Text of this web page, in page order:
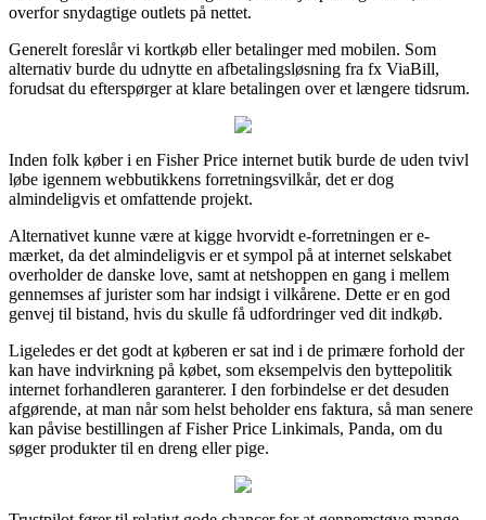
overfor snydagtige outlets på nettet.
Generelt foreslår vi kortkøb eller betalinger med mobilen. Som
alternativ burde du udnytte en afbetalingsløsning fra fx ViaBill,
forudsat du efterspørger at klare betalingen over et længere tidsrum.
Inden folk køber i en Fisher Price internet butik burde de uden tvivl
løbe igennem webbutikkens forretningsvilkår, det er dog
almindeligvis et omfattende projekt.
Alternativet kunne være at kigge hvorvidt e-forretningen er e-
mærket, da det almindeligvis er et sympol på at internet selskabet
overholder de danske love, samt at netshoppen en gang i mellem
gennemses af jurister som har indsigt i vilkårene. Dette er en god
genvej til bistand, hvis du skulle få udfordringer ved dit indkøb.
Ligeledes er det godt at køberen er sat ind i de primære forhold der
kan have indvirkning på købet, som eksempelvis den byttepolitik
internet forhandleren garanterer. I den forbindelse er det desuden
afgørende, at man når som helst beholder ens faktura, så man senere
kan påvise bestillingen af Fisher Price Linkimals, Panda, om du
søger produkter til en dreng eller pige.